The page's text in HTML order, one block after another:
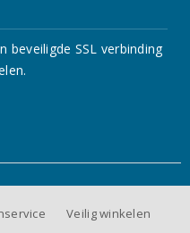
beveiligde SSL verbinding
Veilig winkelen